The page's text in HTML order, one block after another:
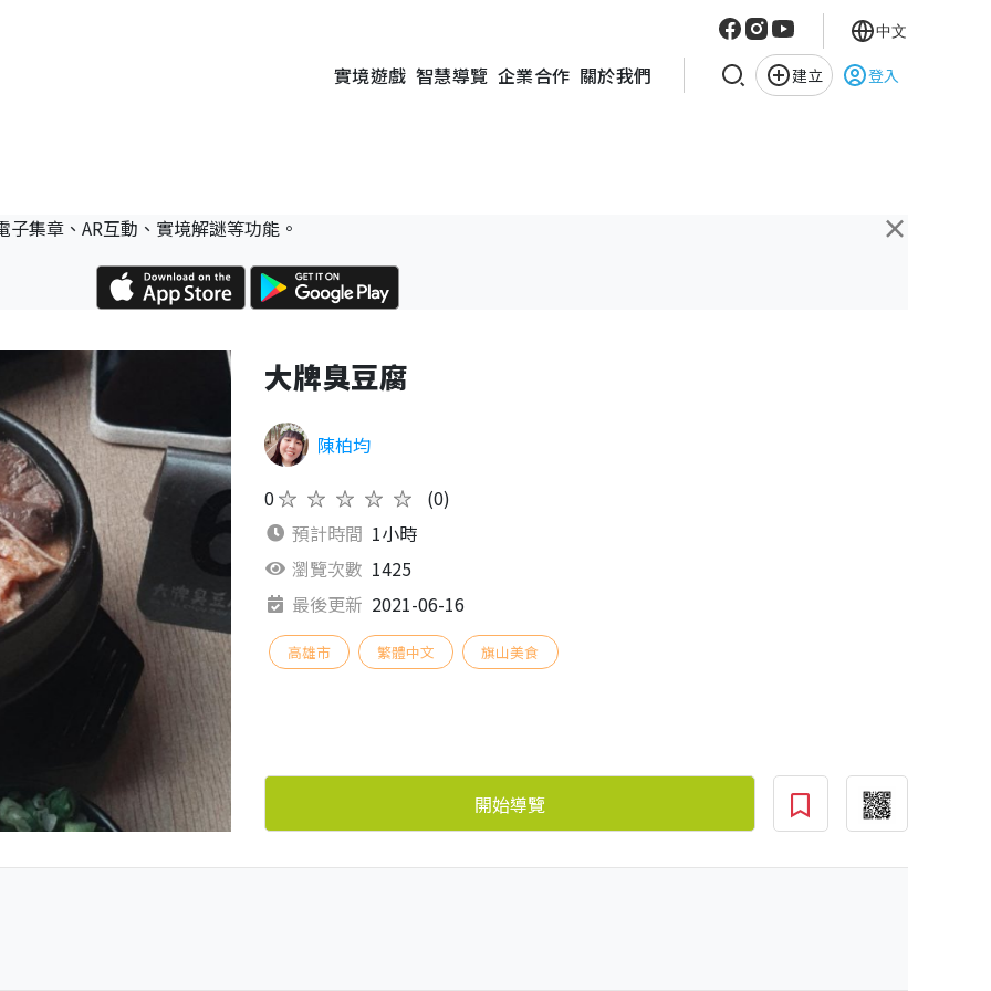
實境遊戲 智慧導覽 企業合作 關於我們 建立 登入
中文
×
集章、AR互動、實境解謎等功能。
大牌臭豆腐
陳柏均
0★★★★★
(0)
預計時間 1小時
瀏覽次數 1425
最後更新 2021-06-16
高雄市 繁體中文 旗山美食
開始導覽